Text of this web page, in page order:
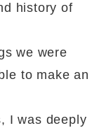
history of
we were
to make an
I was deeply